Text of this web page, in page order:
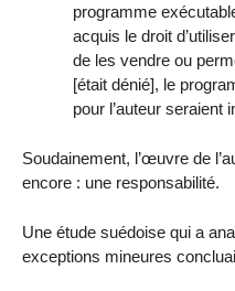
programme
acquis le droit
de les vendre ou
[était dénié], le
pour l’auteur seraient
Soudainement, l’œuvre de
encore : une responsabilité.
Une étude suédoise qui a
exceptions mineures